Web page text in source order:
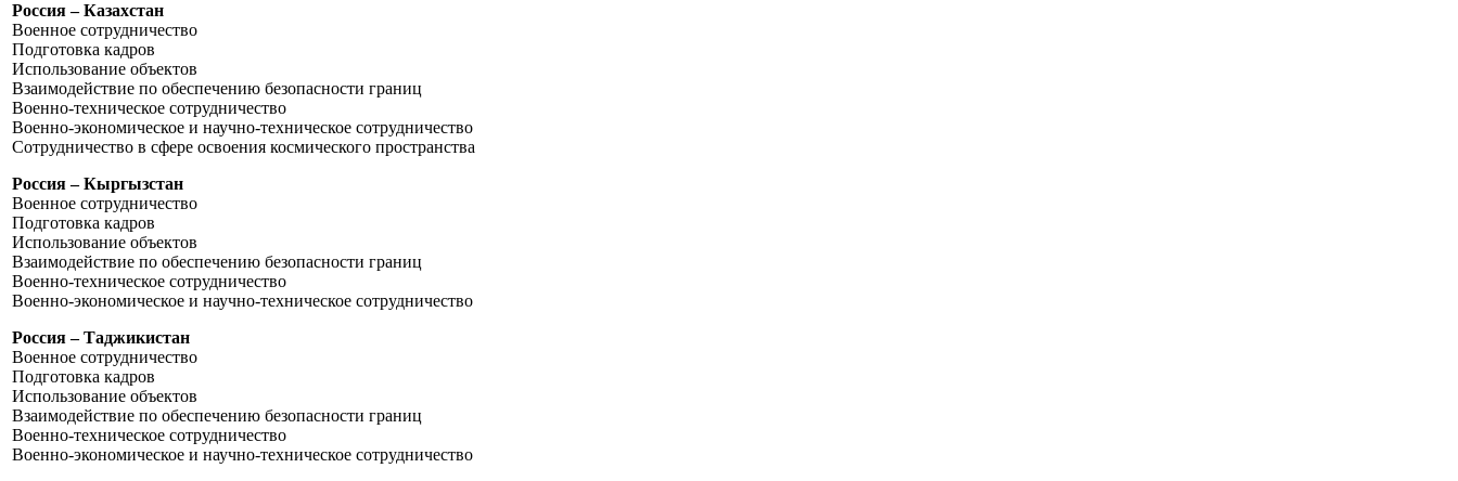
Россия – Казахстан
Военное сотрудничество
Подготовка кадров
Использование объектов
Взаимодействие по обеспечению безопасности границ
Военно-техническое сотрудничество
Военно-экономическое и научно-техническое сотрудничество
Сотрудничество в сфере освоения космического пространства
Россия – Кыргызстан
Военное сотрудничество
Подготовка кадров
Использование объектов
Взаимодействие по обеспечению безопасности границ
Военно-техническое сотрудничество
Военно-экономическое и научно-техническое сотрудничество
Россия – Таджикистан
Военное сотрудничество
Подготовка кадров
Использование объектов
Взаимодействие по обеспечению безопасности границ
Военно-техническое сотрудничество
Военно-экономическое и научно-техническое сотрудничество